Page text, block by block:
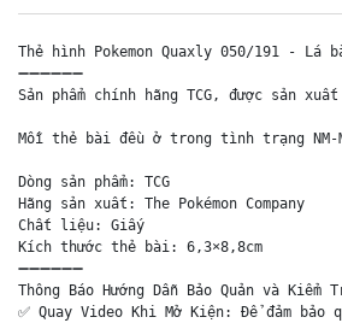
Thẻ hình Pokemon Quaxly 050/191 - Lá
➖➖➖➖➖➖
Sản phẩm chính hãng TCG, được sản
Mỗi thẻ bài đều ở trong tình trạng
Dòng sản phẩm: TCG
Hãng sản xuất: The Pokémon Company
Chất liệu: Giấy
Kích thước thẻ bài: 6,3×8,8cm
➖➖➖➖➖➖
Thông Báo Hướng Dẫn Bảo Quản và Kiểm
✅ Quay Video Khi Mở Kiện: Để đảm